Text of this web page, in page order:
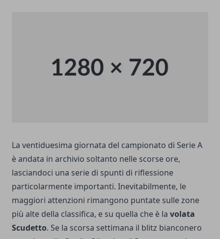
La ventiduesima giornata del campionato di Serie A
è andata in archivio soltanto nelle scorse ore,
lasciandoci una serie di spunti di riflessione
particolarmente importanti. Inevitabilmente, le
maggiori attenzioni rimangono puntate sulle zone
più alte della classifica, e su quella che è la volata
Scudetto. Se la scorsa settimana il blitz bianconero